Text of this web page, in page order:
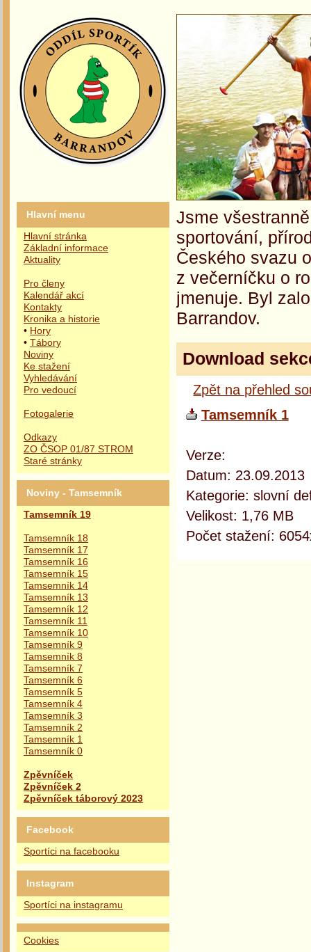
Hlavní menu
Hlavní stránka
Základní informace
Aktuality
Pro členy
Kalendář akcí
Kontakty
Kronika a historie
• Hory
• Tábory
Noviny
Ke stažení
Vyhledávání
Pro vedoucí
Fotogalerie
Odkazy
ZO ČSOP 01/87 STROM
Staré stránky
Noviny - Tamsemník
Tamsemník 19
Tamsemník 18
Tamsemník 17
Tamsemník 16
Tamsemník 15
Tamsemník 14
Tamsemník 13
Tamsemník 12
Tamsemník 11
Tamsemník 10
Tamsemník 9
Tamsemník 8
Tamsemník 7
Tamsemník 6
Tamsemník 5
Tamsemník 4
Tamsemník 3
Tamsemník 2
Tamsemník 1
Tamsemník 0
Zpěvníček
Zpěvníček 2
Zpěvníček táborový 2023
Facebook
Sportíci na facebooku
Instagram
Sportíci na instagramu
Cookies
Jsme
sportování,
Českého svazu
z večerníčku o
jmenuje. Byl
Barrandov.
Download
Zpět na přehled
Tamsemník 1
Verze:
Datum: 23.09.2013
Kategorie: slovní
Velikost: 1,76 MB
Počet stažení: